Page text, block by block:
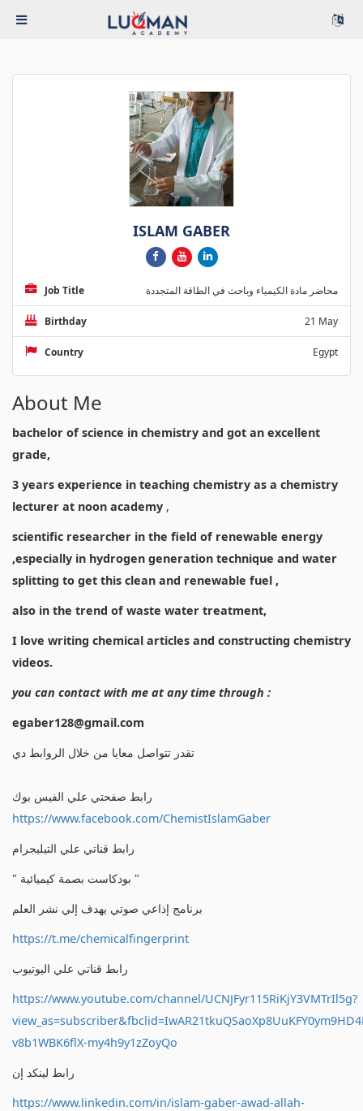
ISLAM GABER
Job Title محاضر مادة الكيمياء وباحث في الطاقة المتجددة
Birthday 21 May
Country Egypt
About Me
bachelor of science in chemistry and got an excellent
grade,
3 years experience in teaching chemistry as a chemistry
lecturer at noon academy ,
scientific researcher in the field of renewable energy
,especially in hydrogen generation technique and water
splitting to get this clean and renewable fuel ,
also in the trend of waste water treatment,
I love writing chemical articles and constructing chemistry
videos.
you can contact with me at any time through :
egaber128@gmail.com
تقدر تتواصل معايا من خلال الروابط دي
رابط صفحتي علي الفيس بوك
https://www.facebook.com/ChemistIslamGaber
رابط قناتي علي التيليجرام
" بودكاست بصمة كيميائية "
برنامج إذاعي صوتي يهدف إلي نشر العلم
https://t.me/chemicalfingerprint
رابط قناتي علي اليوتيوب
https://www.youtube.com/channel/UCNJFyr115RiKjY3VMTrIl5g?
v8b1WBK6flX-my4h9y1zZoyQo
رابط لينكد إن
https://www.linkedin.com/in/islam-gaber-awad-allah-